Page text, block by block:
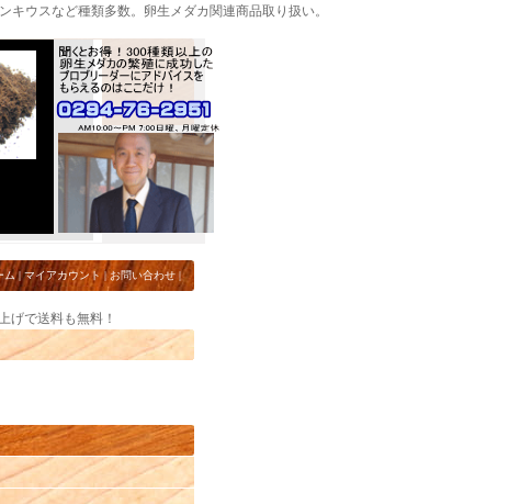
ウスなど種類多数。卵生メダカ関連商品取り扱い。
ム|マイアカウント | お問い合わせ |
げで送料も無料！